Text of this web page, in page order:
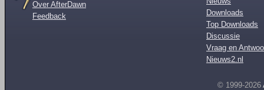
Over AfterDawn
Feedback
Downloads
Top Downloads
Discussie
Vraag en
Nieuws2.nl
© 1999-2026